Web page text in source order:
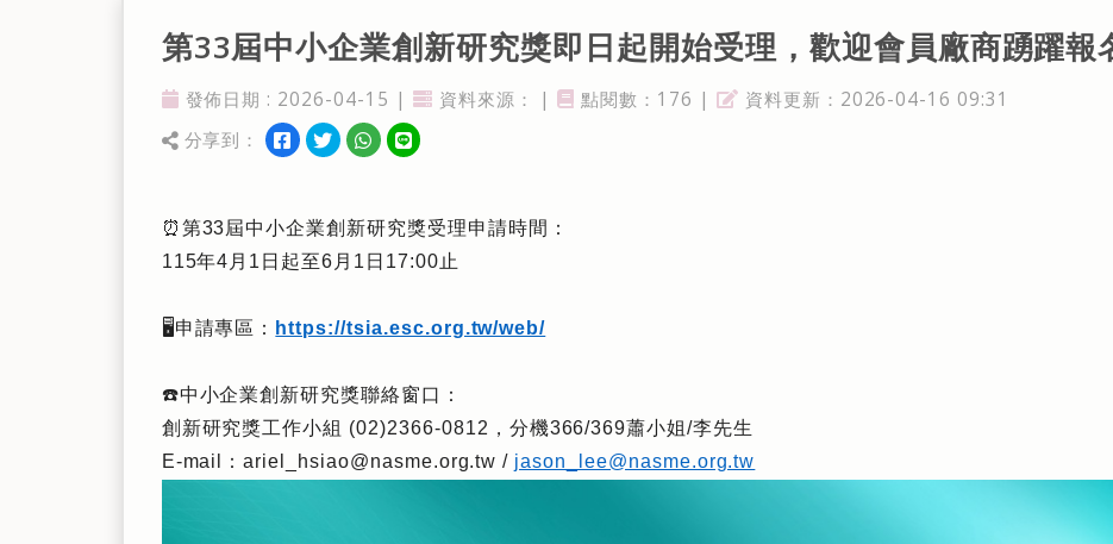
第33屆中小企業創新研究獎即日起開始受理，歡迎會員廠商踴躍報
發佈日期
發佈日期 : 2026-04-15 | 資料來源
資料來源： | 點閱率
點閱數：176 | 資料更新
資料更新：2026-04-16 09:31
分享
分享到： 分享到facebook
分享到twitter
分享到WhatsApp
分享到line
⏰ 第33屆中小企業創新研究獎受理申請時間：
115年4月1日起至6月1日17:00止
🖥️申請專區： https://tsia.esc.org.tw/web/
☎️中小企業創新研究獎聯絡窗口：
創新研究獎工作小組 (02)2366-0812，分機366/369蕭小姐/李先生
E-mail：ariel_hsiao@nasme.org.tw / jason_lee@nasme.org.tw